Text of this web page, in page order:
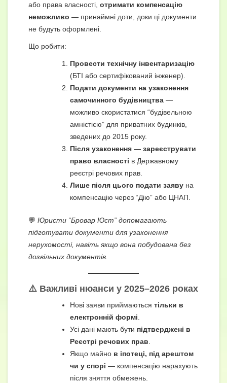
або права власності, отримати компенсацію
неможливо — принаймні доти, доки ці документи
не будуть оформлені.
Що робити:
Провести технічну інвентаризацію
(БТІ або сертифікований інженер).
Подати документи на узаконення
самочинного будівництва —
можливо скористатися “будівельною
амністією” для приватних будинків,
зведених до 2015 року.
Після узаконення — зареєструвати
право власності в Державному
реєстрі речових прав.
Лише після цього подати заяву на
компенсацію через “Дію” або ЦНАП.
💬 Юристи “Бровар Юст” допомагають
підготувати документи для узаконення
нерухомості, навіть якщо вона побудована без
дозвільних документів.
⚠️ Важливі нюанси у 2025–2026 роках
Нові заяви приймаються тільки в
електронній формі
Усі дані мають бути підтверджені в
Реєстрі речових прав
Якщо майно в іпотеці, під арештом
чи у спорі — компенсацію нарахують
після зняття обмежень.